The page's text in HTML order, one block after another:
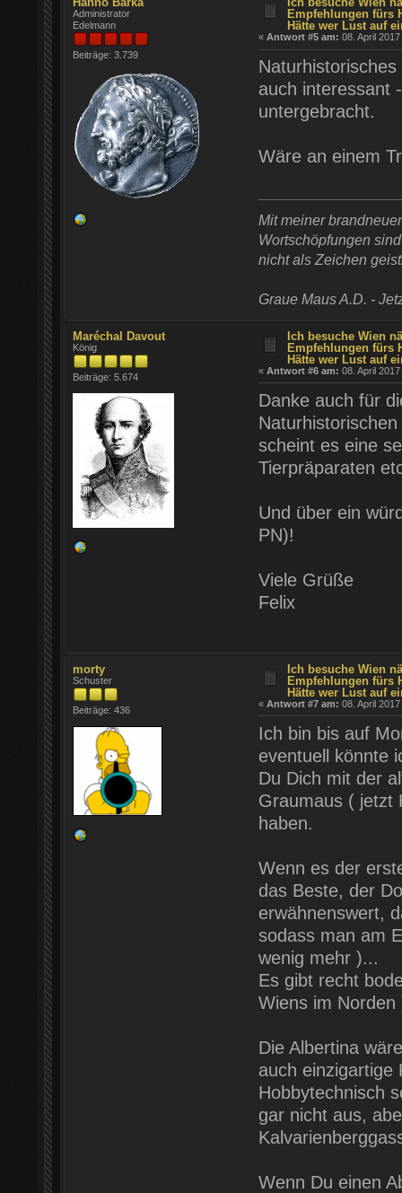
Administrator
Edelmann
Beiträge: 3.739
Empfehlungen fürs
Hätte wer Lust auf
« Antwort #5 am: 08. April
auch interessant
untergebracht.
Wäre an einem
Mit meiner
Wortschöpfungen
nicht als Zeichen
Graue Maus A.D. -
Maréchal Davout
König
Beiträge: 5.674
Ich besuche Wien
Empfehlungen fürs
Hätte wer Lust auf
« Antwort #6 am: 08. April
Danke auch für
scheint es eine
Tierpräparaten
Und über ein
PN)!
Viele Grüße
Felix
morty
Schuster
Beiträge: 436
Ich besuche Wien
Empfehlungen fürs
Hätte wer Lust auf
« Antwort #7 am: 08. April
Ich bin bis auf
eventuell könnte
Du Dich mit der
Graumaus ( jetzt
haben.
Wenn es der
das Beste, der
erwähnenswert,
sodass man am
wenig mehr )...
Es gibt recht
Wiens im
Die Albertina
auch einzigartige
Hobbytechnisch
gar nicht aus,
Wenn Du einen